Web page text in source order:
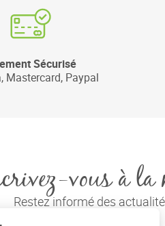
Sécurisé
Mastercard, Paypal
vous à la
Restez informé des